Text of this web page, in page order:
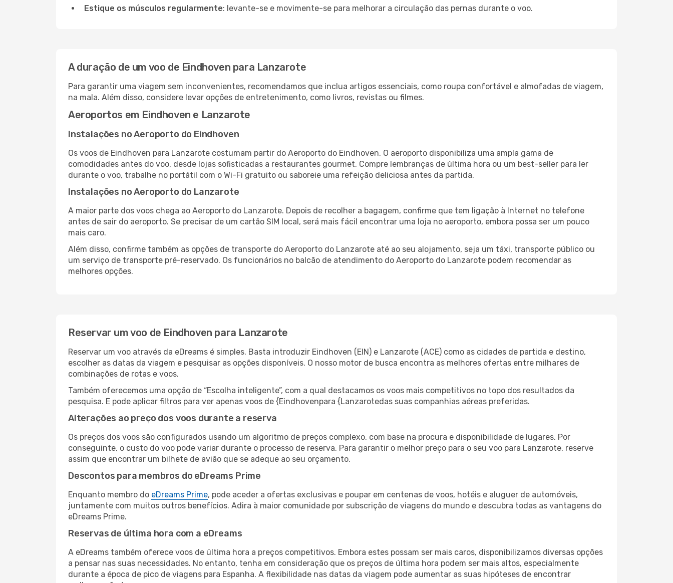
Estique os músculos regularmente: levante-se e movimente-se para melhorar a circulação das pernas durante o voo.
A duração de um voo de Eindhoven para Lanzarote
Para garantir uma viagem sem inconvenientes, recomendamos que inclua artigos essenciais, como roupa confortável e almofadas de viagem,
na mala. Além disso, considere levar opções de entretenimento, como livros, revistas ou filmes.
Aeroportos em Eindhoven e Lanzarote
Instalações no Aeroporto do Eindhoven
Os voos de Eindhoven para Lanzarote costumam partir do Aeroporto do Eindhoven. O aeroporto disponibiliza uma ampla gama de
comodidades antes do voo, desde lojas sofisticadas a restaurantes gourmet. Compre lembranças de última hora ou um best-seller para ler
durante o voo, trabalhe no portátil com o Wi-Fi gratuito ou saboreie uma refeição deliciosa antes da partida.
Instalações no Aeroporto do Lanzarote
A maior parte dos voos chega ao Aeroporto do Lanzarote. Depois de recolher a bagagem, confirme que tem ligação à Internet no telefone
antes de sair do aeroporto. Se precisar de um cartão SIM local, será mais fácil encontrar uma loja no aeroporto, embora possa ser um pouco
mais caro.
Além disso, confirme também as opções de transporte do Aeroporto do Lanzarote até ao seu alojamento, seja um táxi, transporte público ou
um serviço de transporte pré-reservado. Os funcionários no balcão de atendimento do Aeroporto do Lanzarote podem recomendar as
melhores opções.
Reservar um voo de Eindhoven para Lanzarote
Reservar um voo através da eDreams é simples. Basta introduzir Eindhoven (EIN) e Lanzarote (ACE) como as cidades de partida e destino,
escolher as datas da viagem e pesquisar as opções disponíveis. O nosso motor de busca encontra as melhores ofertas entre milhares de
combinações de rotas e voos.
Também oferecemos uma opção de “Escolha inteligente”, com a qual destacamos os voos mais competitivos no topo dos resultados da
pesquisa. E pode aplicar filtros para ver apenas voos de {Eindhovenpara {Lanzarotedas suas companhias aéreas preferidas.
Alterações ao preço dos voos durante a reserva
Os preços dos voos são configurados usando um algoritmo de preços complexo, com base na procura e disponibilidade de lugares. Por
conseguinte, o custo do voo pode variar durante o processo de reserva. Para garantir o melhor preço para o seu voo para Lanzarote, reserve
assim que encontrar um bilhete de avião que se adeque ao seu orçamento.
Descontos para membros do eDreams Prime
Enquanto membro do eDreams Prime, pode aceder a ofertas exclusivas e poupar em centenas de voos, hotéis e aluguer de automóveis,
juntamente com muitos outros benefícios. Adira à maior comunidade por subscrição de viagens do mundo e descubra todas as vantagens do
eDreams Prime.
Reservas de última hora com a eDreams
A eDreams também oferece voos de última hora a preços competitivos. Embora estes possam ser mais caros, disponibilizamos diversas opções
a pensar nas suas necessidades. No entanto, tenha em consideração que os preços de última hora podem ser mais altos, especialmente
durante a época de pico de viagens para Espanha. A flexibilidade nas datas da viagem pode aumentar as suas hipóteses de encontrar